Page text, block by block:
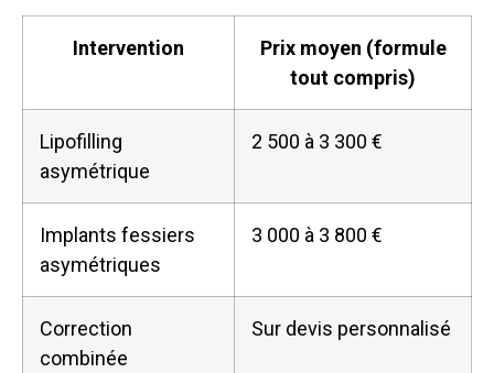
Intervention
Prix moyen (formule
tout compris)
Lipofilling
asymétrique
2 500 à 3 300 €
Implants fessiers
asymétriques
3 000 à 3 800 €
Correction
combinée
Sur devis personnalisé